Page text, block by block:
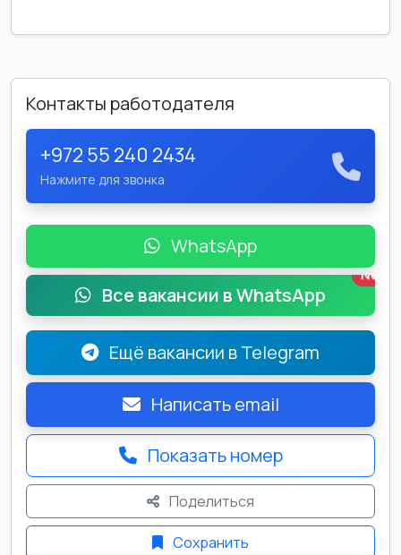
Контакты работодателя
+972 55 240 2434
Нажмите для звонка
WhatsApp
Все вакансии в WhatsApp
New
Ещё вакансии в Telegram
Написать email
Показать номер
Поделиться
Сохранить